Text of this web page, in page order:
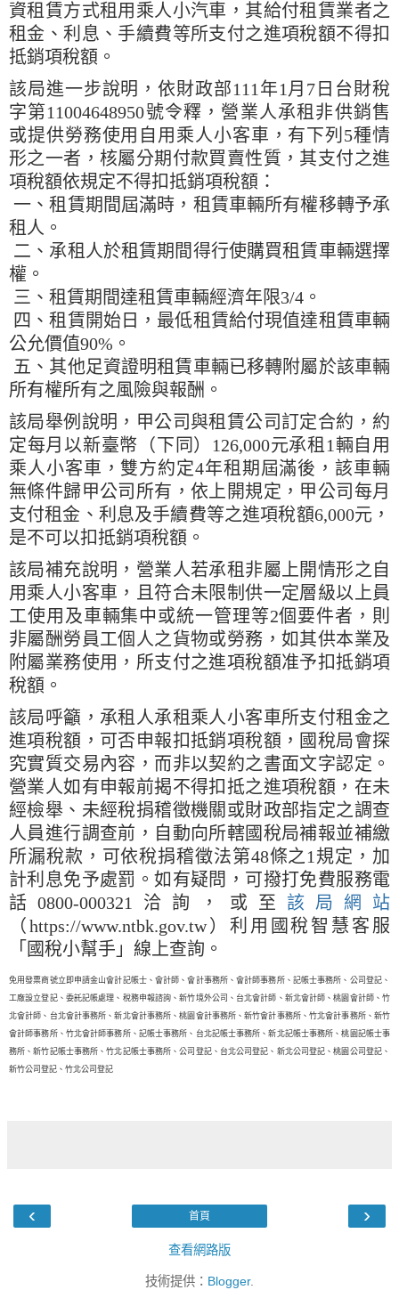
資租賃方式租用乘人小汽車，其給付租賃業者之
租金、利息、手續費等所支付之進項稅額不得扣
抵銷項稅額。
該局進一步說明，依財政部111年1月7日台財稅
字第11004648950號令釋，營業人承租非供銷售
或提供勞務使用自用乘人小客車，有下列5種情
形之一者，核屬分期付款買賣性質，其支付之進
項稅額依規定不得扣抵銷項稅額：
一、租賃期間屆滿時，租賃車輛所有權移轉予承
租人。
二、承租人於租賃期間得行使購買租賃車輛選擇
權。
三、租賃期間達租賃車輛經濟年限3/4。
四、租賃開始日，最低租賃給付現值達租賃車輛
公允價值90%。
五、其他足資證明租賃車輛已移轉附屬於該車輛
所有權所有之風險與報酬。
該局舉例說明，甲公司與租賃公司訂定合約，約
定每月以新臺幣（下同）126,000元承租1輛自用
乘人小客車，雙方約定4年租期屆滿後，該車輛
無條件歸甲公司所有，依上開規定，甲公司每月
支付租金、利息及手續費等之進項稅額6,000元，
是不可以扣抵銷項稅額。
該局補充說明，營業人若承租非屬上開情形之自
用乘人小客車，且符合未限制供一定層級以上員
工使用及車輛集中或統一管理等2個要件者，則
非屬酬勞員工個人之貨物或勞務，如其供本業及
附屬業務使用，所支付之進項稅額准予扣抵銷項
稅額。
該局呼籲，承租人承租乘人小客車所支付租金之
進項稅額，可否申報扣抵銷項稅額，國稅局會探
究實質交易內容，而非以契約之書面文字認定。
營業人如有申報前揭不得扣抵之進項稅額，在未
經檢舉、未經稅捐稽徵機關或財政部指定之調查
人員進行調查前，自動向所轄國稅局補報並補繳
所漏稅款，可依稅捐稽徵法第48條之1規定，加
計利息免予處罰。如有疑問，可撥打免費服務電
話0800-000321洽詢，或至 該局網站
（https://www.ntbk.gov.tw）利用國稅智慧客服
「國稅小幫手」線上查詢。
免用發票商號立即申請金山會計記帳士、會計師、會計事務所、會計師事務所、記帳士事務所、公司登記、
工廠設立登記、委託記帳處理、稅務申報諮詢、新竹境外公司、台北會計師、新北會計師、桃園會計師、竹
北會計師、台北會計事務所、新北會計事務所、桃園會計事務所、新竹會計事務所、竹北會計事務所、新竹
會計師事務所、竹北會計師事務所、記帳士事務所、台北記帳士事務所、新北記帳士事務所、桃園記帳士事
務所、新竹記帳士事務所、竹北記帳士事務所、公司登記、台北公司登記、新北公司登記、桃園公司登記、
新竹公司登記、竹北公司登記
‹ ›
首頁
查看網路版
技術提供： Blogger.